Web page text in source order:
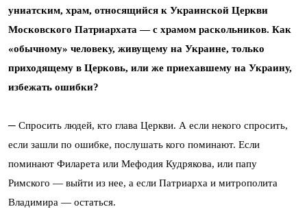
униатским, храм, относящийся к Украинской Церкви
Московского Патриархата ― с храмом раскольников. Как
«обычному» человеку, живущему на Украине, только
приходящему в Церковь, или же приехавшему на Украину,
избежать ошибки?
─ Спросить людей, кто глава Церкви. А если некого спросить,
если зашли по ошибке, послушать кого поминают. Если
поминают Филарета или Мефодия Кудрякова, или папу
Римского ― выйти из нее, а если Патриарха и митрополита
Владимира ― остаться.